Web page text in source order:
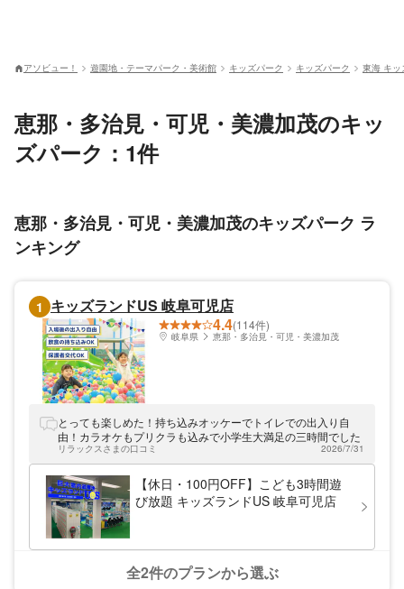
アソビュー！ 遊園地・テーマパーク・美術館 キッズパーク キッズパーク 東海 キッ
恵那・多治見・可児・美濃加茂のキッ
ズパーク：1件
恵那・多治見・可児・美濃加茂のキッズパーク ラ
ンキング
1 キッズランドUS 岐阜可児店
4.4(114件)
岐阜県 恵那・多治見・可児・美濃加茂
とっても楽しめた！持ち込みオッケーでトイレでの出入り自
由！カラオケもプリクラも込みで小学生大満足の三時間でした
リラックスさまの口コミ 2026/7/31
【休日・100円OFF】こども3時間遊
び放題 キッズランドUS 岐阜可児店
全2件のプランから選ぶ